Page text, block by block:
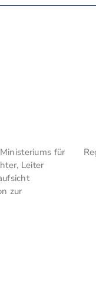
für
Leiter
zur